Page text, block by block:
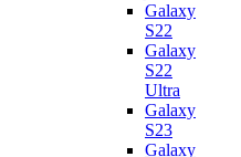
Galaxy
S22
Galaxy
S22
Ultra
Galaxy
S23
Galaxy